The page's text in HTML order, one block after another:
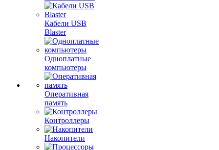
Кабели USB
Blaster
Одноплатные
компьютеры
Оперативная
память
Контроллеры
Накопители